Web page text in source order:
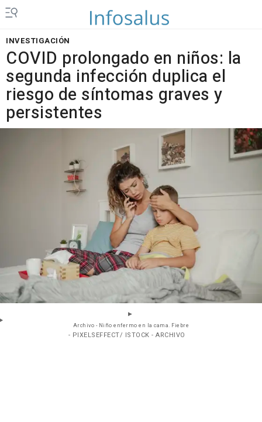
INVESTIGACIÓN
COVID prolongado en niños: la
segunda infección duplica el
riesgo de síntomas graves y
persistentes
Archivo - Niño enfermo en la cama. Fiebre
- PIXELSEFFECT/ ISTOCK - ARCHIVO